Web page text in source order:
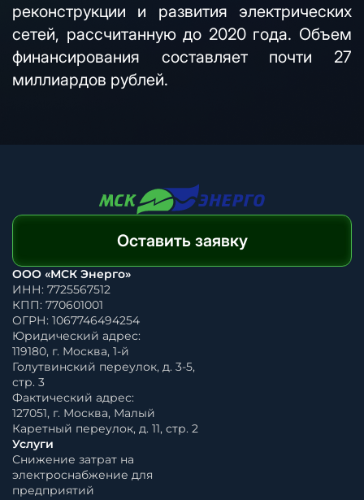
реконструкции и развития электрических
сетей, рассчитанную до 2020 года. Объем
финансирования составляет почти 27
миллиардов рублей.
Оставить заявку
ООО «МСК Энерго»
ИНН: 7725567512
КПП: 770601001
ОГРН: 1067746494254
Юридический адрес:
119180, г. Москва, 1-й
Голутвинский переулок, д. 3-5,
стр. 3
Фактический адрес:
127051, г. Москва, Малый
Каретный переулок, д. 11, стр. 2
Услуги
Снижение затрат на
электроснабжение для
предприятий